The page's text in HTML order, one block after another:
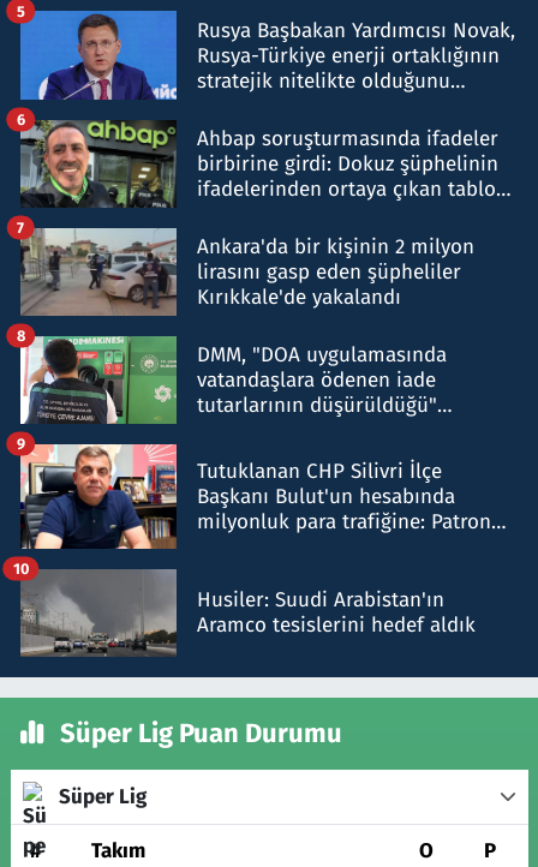
Rusya Başbakan Yardımcısı Novak,
Rusya-Türkiye enerji ortaklığının
stratejik nitelikte olduğunu
5
Ahbap soruşturmasında ifadeler
birbirine girdi: Dokuz şüphelinin
ifadelerinden ortaya çıkan tablo
6
Ankara'da bir kişinin 2 milyon
lirasını gasp eden şüpheliler
Kırıkkale'de yakalandı
7
DMM, "DOA uygulamasında
vatandaşlara ödenen iade
tutarlarının düşürüldüğü"
8
Tutuklanan CHP Silivri İlçe
Başkanı Bulut'un hesabında
milyonluk para trafiğine: Patron
9
Husiler: Suudi Arabistan'ın
Aramco tesislerini hedef aldık
10
Süper Lig Puan Durumu
Süper Lig
# Takım O P